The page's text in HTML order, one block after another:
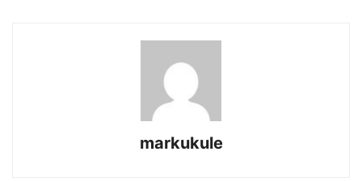
markukule